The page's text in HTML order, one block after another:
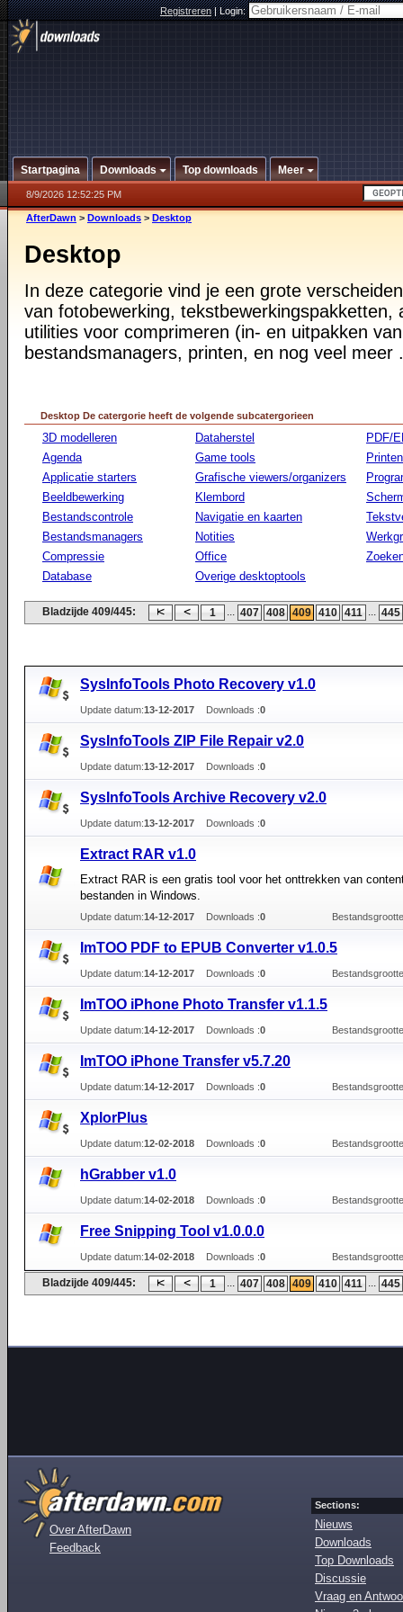
Registreren|Login:
Startpagina Downloads Top downloads Meer
8/9/2026 12:52:25 PM
AfterDawn > Downloads > Desktop
Desktop
In deze categorie vind je een grote
van fotobewerking, tekstbewerkingspakketten,
utilities voor comprimeren (in- en uitpakken
bestandsmanagers, printen, en nog veel meer
Desktop De catergorie heeft de volgende subcatergorieen
3D modelleren
Agenda
Applicatie starters
Beeldbewerking
Bestandscontrole
Bestandsmanagers
Compressie
Database
Dataherstel
Game tools
Grafische viewers/organizers
Klembord
Navigatie en kaarten
Notities
Office
Overige desktoptools
PDF/
Printen
Bladzijde 409/445: 1 ... 407 408 409 410 411 ... 445
SysInfoTools Photo Recovery v1.0
Update datum:13-12-2017 Downloads :0
SysInfoTools ZIP File Repair v2.0
Update datum:13-12-2017 Downloads :0
SysInfoTools Archive Recovery v2.0
Update datum:13-12-2017 Downloads :0
Extract RAR v1.0
Extract RAR is een gratis tool voor het onttrekken van
bestanden in Windows.
Update datum:14-12-2017 Downloads :0
ImTOO PDF to EPUB Converter v1.0.5
Update datum:14-12-2017 Downloads :0
ImTOO iPhone Photo Transfer v1.1.5
Update datum:14-12-2017 Downloads :0
ImTOO iPhone Transfer v5.7.20
Update datum:14-12-2017 Downloads :0
XplorPlus
Update datum:12-02-2018 Downloads :0
hGrabber v1.0
Update datum:14-02-2018 Downloads :0
Free Snipping Tool v1.0.0.0
Update datum:14-02-2018 Downloads :0
Bladzijde 409/445: 1 ... 407 408 409 410 411 ... 445
Over AfterDawn
Feedback
Sections:
Nieuws
Downloads
Top Downloads
Discussie
Vraag en